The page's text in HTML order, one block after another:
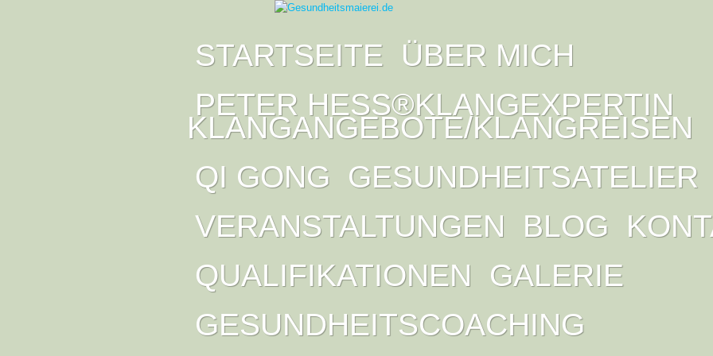
STARTSEITE
ÜBER MICH
PETER HESS®KLANGEXPERTIN
KLANGANGEBOTE/KLANGREISEN
QI GONG GESUNDHEITSATELIER
VERANSTALTUNGEN
BLOG
QUALIFIKATIONEN
GALERIE
GESUNDHEITSCOACHING